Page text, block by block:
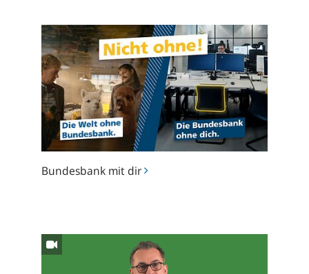
Bundesbank mit dir
Bundesbank
mit
dir
Vielfalt
in